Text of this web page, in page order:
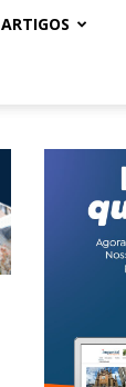
ARTIGOS